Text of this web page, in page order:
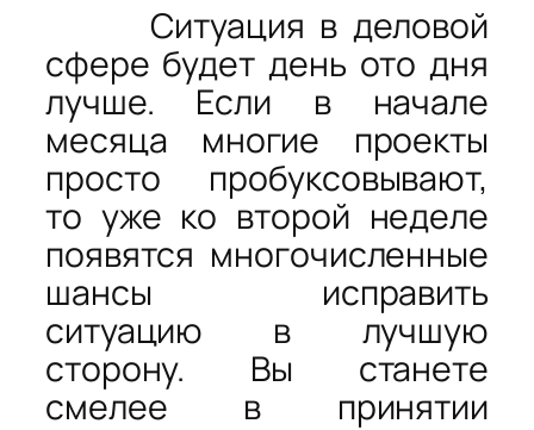
Ситуация в деловой
сфере будет день ото дня
лучше. Если в начале
месяца многие проекты
просто пробуксовывают,
то уже ко второй неделе
появятся многочисленные
шансы исправить
ситуацию в лучшую
сторону. Вы станете
смелее в принятии